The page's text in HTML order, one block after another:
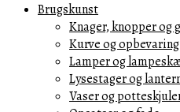
Brugskunst
Knager, knopper og
Kurve og opbevaring
Lamper og
Lysestager og
Vaser og